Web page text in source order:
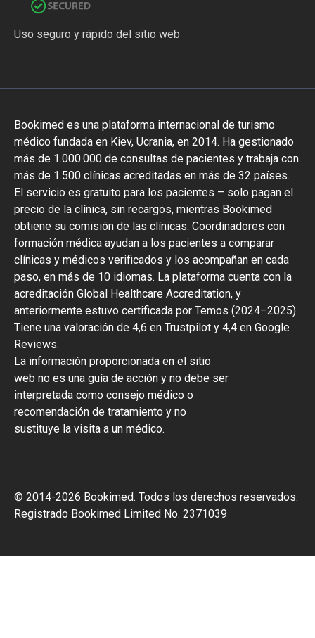
Uso seguro y rápido del sitio web
Bookimed es una plataforma internacional de turismo
médico fundada en Kiev, Ucrania, en 2014. Ha gestionado
más de 1.000.000 de consultas de pacientes y trabaja con
más de 1.500 clínicas acreditadas en más de 32 países.
El servicio es gratuito para los pacientes – solo pagan el
precio de la clínica, sin recargos, mientras Bookimed
obtiene su comisión de las clínicas. Coordinadores con
formación médica ayudan a los pacientes a comparar
clínicas y médicos verificados y los acompañan en cada
paso, en más de 10 idiomas. La plataforma cuenta con la
acreditación Global Healthcare Accreditation, y
anteriormente estuvo certificada por Temos (2024–2025).
Tiene una valoración de 4,6 en Trustpilot y 4,4 en Google
Reviews.
La información proporcionada en el sitio
web no es una guía de acción y no debe ser
interpretada como consejo médico o
recomendación de tratamiento y no
sustituye la visita a un médico.
© 2014-2026 Bookimed. Todos los derechos reservados.
Registrado Bookimed Limited No. 2371039